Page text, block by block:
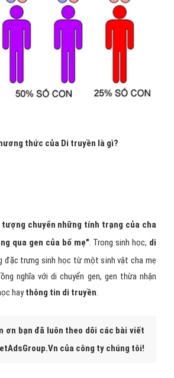
thức của Di truyền là gì?
tượng chuyển những tính trạng của cha
qua gen của bố mẹ". Trong sinh học, di
đặc trưng sinh học từ một sinh vật cha mẹ
nghĩa với di chuyển gen, gen thừa nhận
haythông tin di truyền.
ơn bạn đã luôn theo dõi các bài viết
của công ty chúng tôi!